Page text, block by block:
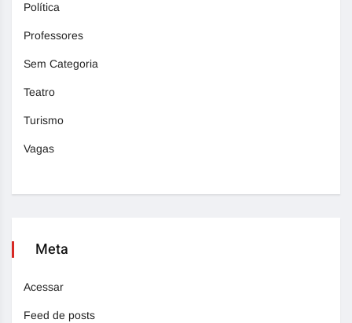
Política
Professores
Sem Categoria
Teatro
Turismo
Vagas
Meta
Acessar
Feed de posts